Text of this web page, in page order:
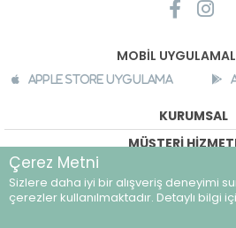
MOBİL
Apple Store Uygulama
KURUMSAL
MÜŞTERİ
©breeze.com.tr - Tüm
Çerez Metni
Sizlere daha iyi bir alışveriş deneyimi
çerezler kullanılmaktadır. Detaylı bilgi